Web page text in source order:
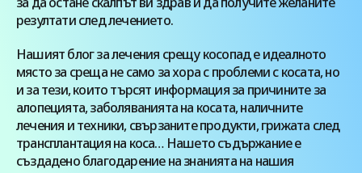
резултати след лечението.
Нашият блог за лечения срещу косопад е идеалното
място за среща не само за хора с проблеми с косата, но
и за тези, които търсят информация за причините за
алопецията, заболяванията на косата, наличните
лечения и техники, свързаните продукти, грижата след
трансплантация на коса… Нашето съдържание е
създадено благодарение на знанията на нашия